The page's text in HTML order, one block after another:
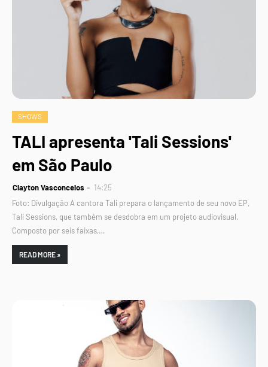
SHOWS
TALI apresenta 'Tali Sessions'
em São Paulo
Clayton Vasconcelos
14:25
Foto: Divulgação A cantora Tali prepara o lançamento de seu novo EP,
Tali Sessions, que também se desdobra em um projeto audiovisual.
Composto por seis faixas,…
READ MORE »